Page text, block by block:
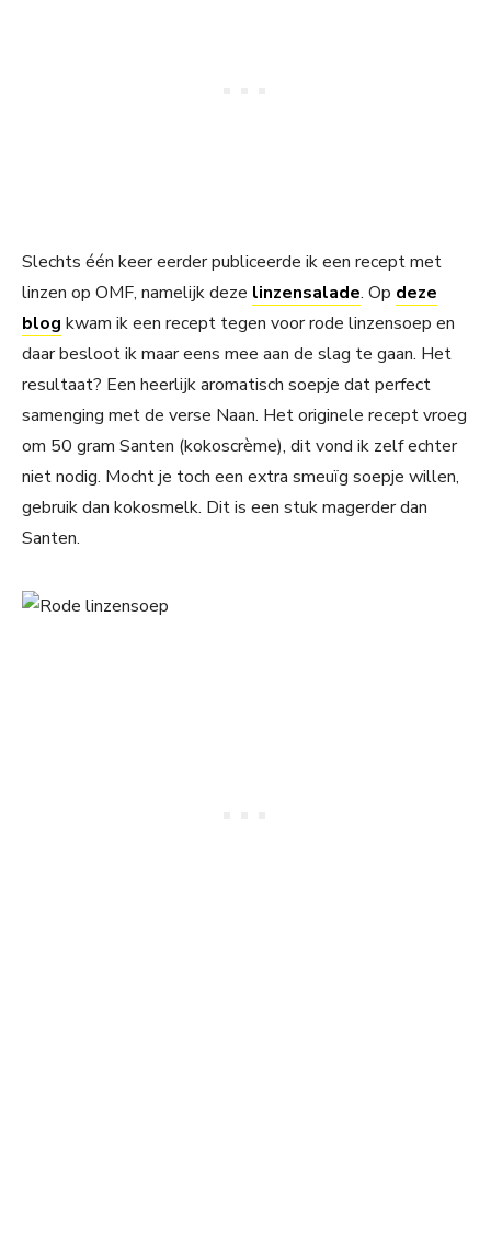
Slechts één keer eerder publiceerde ik een recept met
linzen op OMF, namelijk deze linzensalade. Op deze
blog kwam ik een recept tegen voor rode linzensoep en
daar besloot ik maar eens mee aan de slag te gaan. Het
resultaat? Een heerlijk aromatisch soepje dat perfect
samenging met de verse Naan. Het originele recept vroeg
om 50 gram Santen (kokoscrème), dit vond ik zelf echter
niet nodig. Mocht je toch een extra smeuïg soepje willen,
gebruik dan kokosmelk. Dit is een stuk magerder dan
Santen.